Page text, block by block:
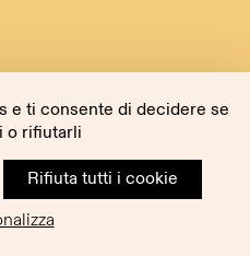
e ti consente di decidere se
o rifiutarli
Rifiuta tutti i cookie